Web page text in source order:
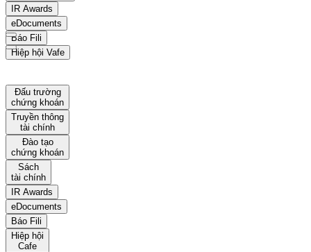
IR Awards
eDocuments
Báo Fili
Hiệp hội Vafe
Đấu trường
chứng khoán
Truyền thông
tài chính
Đào tạo
chứng khoán
Sách
tài chính
IR Awards
eDocuments
Báo Fili
Hiệp hội
Cafe